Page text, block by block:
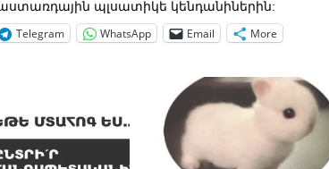
պլսատիկե կենդանիներին:
Telegram WhatsApp Email More